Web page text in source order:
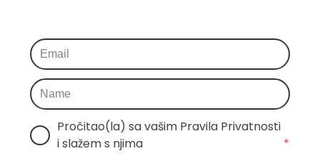
Pročitao(la) sa vašim Pravila Privatnosti
i slažem s njima
*